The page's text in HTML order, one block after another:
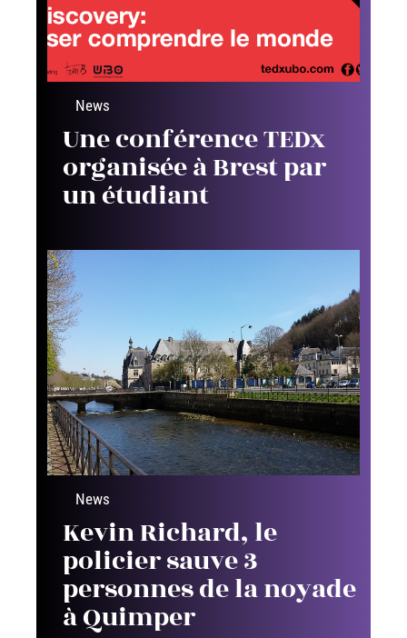
News
Une conférence TEDx
organisée à Brest par
un étudiant
News
Kevin Richard, le
policier sauve 3
personnes de la noyade
à Quimper